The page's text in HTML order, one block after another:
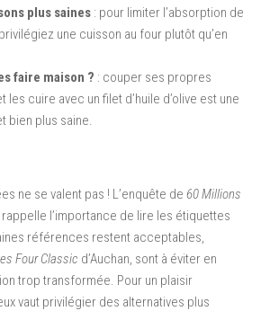
plus saines : pour limiter l’absorption de
une cuisson au four plutôt qu’en
faire maison ? : couper ses propres
cuire avec un filet d’huile d’olive est une
bien plus saine.
ne se valent pas ! L’enquête de 60 Millions
rappelle l’importance de lire les étiquettes
références restent acceptables,
Four Classic d’Auchan, sont à éviter en
trop transformée. Pour un plaisir
vaut privilégier des alternatives plus